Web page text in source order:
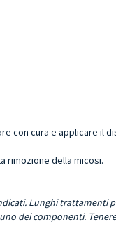
con cura e applicare il
rimozione della micosi.
Lunghi trattamenti
dei componenti.